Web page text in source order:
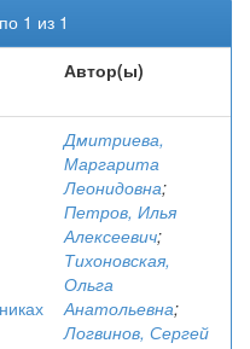
1 из 1
Автор(ы)
Дмитриева,
Маргарита
Леонидовна;
Петров, Илья
Алексеевич;
Тихоновская,
Ольга
Анатольевна;
Логвинов, Сергей